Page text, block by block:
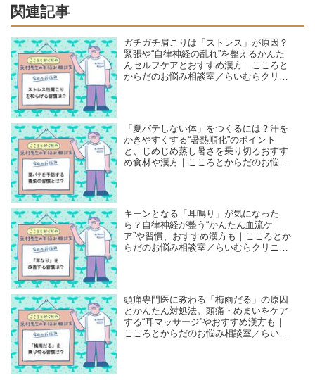
関連記事
ガチガチ肩こりは「ストレス」が原因？
緊張や“自律神経の乱れ”を整えるかんた
んセルフケアとおすすめ漢方｜こころと
からだのお悩み相談室／らいむらクリニ
「夏バテしない体」をつくるには？汗を
かきやすくする“暑熱順化”のポイント
と、じめじめ蒸し暑さを乗り切るおすす
め食材や漢方｜こころとからだのお悩み
キーンとなる「耳鳴り」が気になった
ら？自律神経が整う“かんたん血流ケ
ア”や習慣、おすすめ漢方も｜こころとか
らだのお悩み相談室／らいむらクリニッ
頭痛専門医に教わる「梅雨だる」の原因
とかんたん対処法。頭痛・めまいをケア
する“耳マッサージ”やおすすめ漢方も｜
こころとからだのお悩み相談室／らいむ